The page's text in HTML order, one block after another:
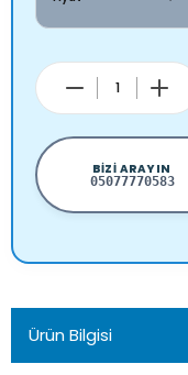
BIZI ARAYIN
05077770583
Ürün Bilgisi